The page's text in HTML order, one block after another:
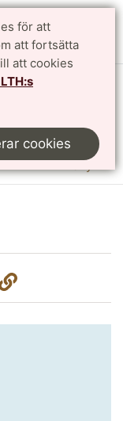
för att
att fortsätta
att cookies
cookies
Meny